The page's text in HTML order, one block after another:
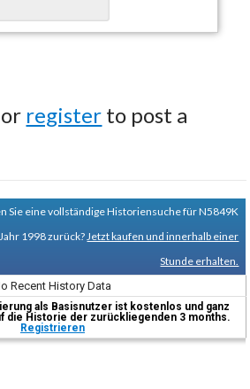
or register to post a
Sie eine vollständige Historiensuche für N5849K
1998 zurück? Jetzt kaufen und innerhalb einer
Stunde erhalten.
Recent History Data
als Basisnutzer ist kostenlos und ganz
die Historie der zurückliegenden 3 months.
Registrieren